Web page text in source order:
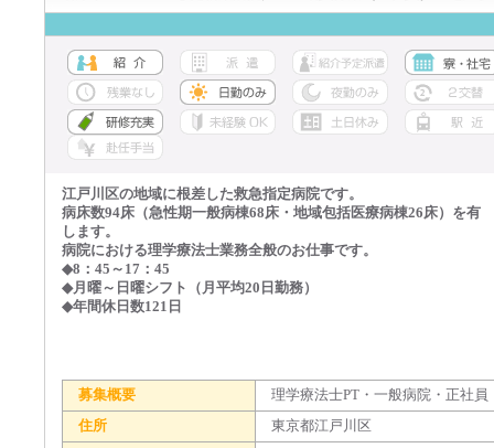
江戸川区の地域に根差した救急指定病院です。
病床数94床（急性期一般病棟68床・地域包括医療病棟26床）を有
します。
病院における理学療法士業務全般のお仕事です。
◆8：45～17：45
◆月曜～日曜シフト（月平均20日勤務）
◆年間休日数121日
募集概要
理学療法士PT・一般病院・正社員
住所
東京都江戸川区